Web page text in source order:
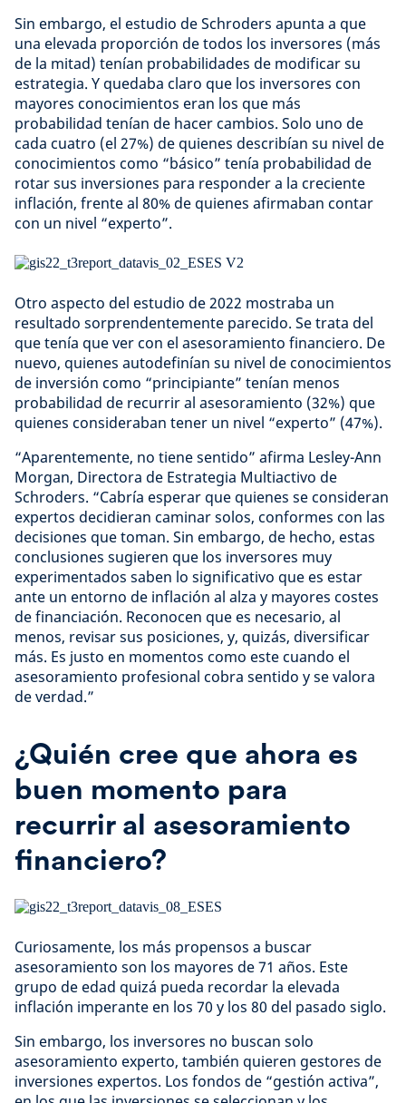
Sin embargo, el estudio de Schroders apunta a que
una elevada proporción de todos los inversores (más
de la mitad) tenían probabilidades de modificar su
estrategia. Y quedaba claro que los inversores con
mayores conocimientos eran los que más
probabilidad tenían de hacer cambios. Solo uno de
cada cuatro (el 27%) de quienes describían su nivel de
conocimientos como “básico” tenía probabilidad de
rotar sus inversiones para responder a la creciente
inflación, frente al 80% de quienes afirmaban contar
con un nivel “experto”.
Otro aspecto del estudio de 2022 mostraba un
resultado sorprendentemente parecido. Se trata del
que tenía que ver con el asesoramiento financiero. De
nuevo, quienes autodefinían su nivel de conocimientos
de inversión como “principiante” tenían menos
probabilidad de recurrir al asesoramiento (32%) que
quienes consideraban tener un nivel “experto” (47%).
“Aparentemente, no tiene sentido” afirma Lesley-Ann
Morgan, Directora de Estrategia Multiactivo de
Schroders. “Cabría esperar que quienes se consideran
expertos decidieran caminar solos, conformes con las
decisiones que toman. Sin embargo, de hecho, estas
conclusiones sugieren que los inversores muy
experimentados saben lo significativo que es estar
ante un entorno de inflación al alza y mayores costes
de financiación. Reconocen que es necesario, al
menos, revisar sus posiciones, y, quizás, diversificar
más. Es justo en momentos como este cuando el
asesoramiento profesional cobra sentido y se valora
de verdad.”
¿Quién cree que ahora es
buen momento para
recurrir al asesoramiento
financiero?
Curiosamente, los más propensos a buscar
asesoramiento son los mayores de 71 años. Este
grupo de edad quizá pueda recordar la elevada
inflación imperante en los 70 y los 80 del pasado siglo.
Sin embargo, los inversores no buscan solo
asesoramiento experto, también quieren gestores de
inversiones expertos. Los fondos de “gestión activa”,